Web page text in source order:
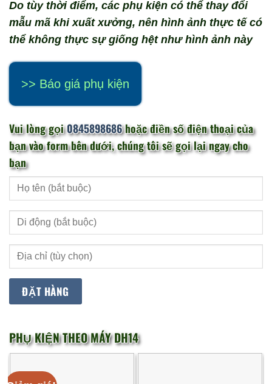
Do tùy thời điểm, các phụ kiện có thể thay đổi
mẫu mã khi xuất xưởng, nên hình ảnh thực tế có
thể không thực sự giống hệt như hình ảnh này
>> Báo giá phụ kiện
Vui lòng gọi0845898686hoặc điền số điện thoại của
bạn vào form bên dưới, chúng tôi sẽ gọi lại ngay cho
bạn
PHỤ KIỆN THEO MÁY DH14